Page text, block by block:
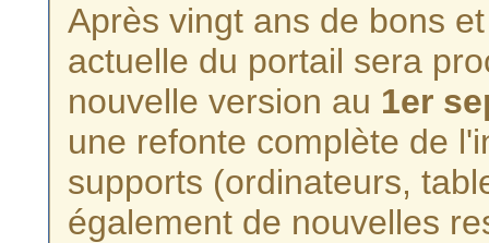
Après vingt ans de bons
actuelle du portail sera
nouvelle version au 1er
une refonte complète de
supports (ordinateurs,
également de nouvelles